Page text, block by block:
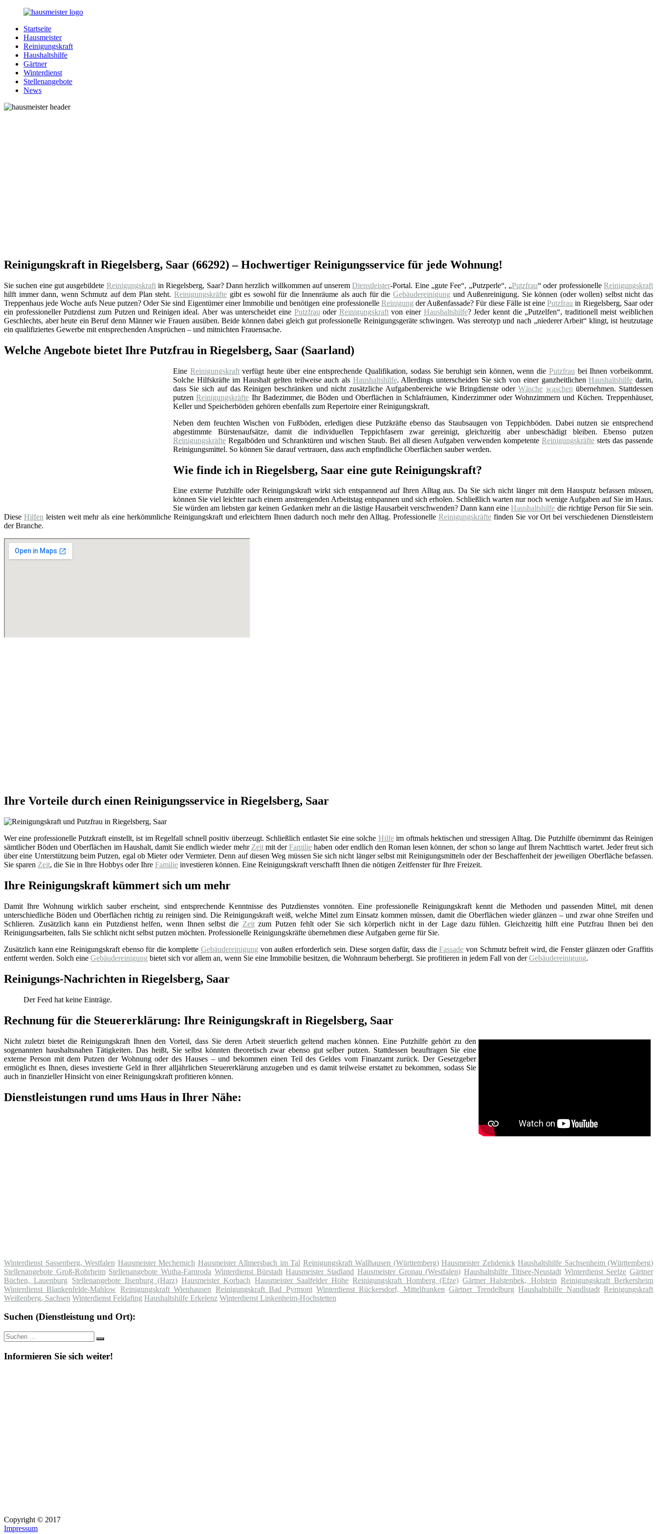
Zurück
Inhalt
Hausmeister.de
Alles
rund
Ihren
Haushalt
Startseite
Hausmeister
Reinigungskraft
Haushaltshilfe
Gärtner
Winterdienst
Stellenangebote
News
Reinigungskraft in Riegelsberg, Saar (66292) – Hochwertiger Reinigungsservice für jede Wohnung!
Sie suchen eine gut ausgebildete Reinigungskraftin Riegelsberg, Saar? Dann herzlich willkommen auf unseremDienstleister-Portal. Eine „gute Fee“, „Putzperle“, „Putzfrau“ oder professionelleReinigungskraft
hilft immer dann, wenn Schmutz auf dem Plan steht. Reinigungskräftegibt es sowohl für die Innenräume als auch für dieGebäudereinigung und Außenreinigung. Sie können (oder wollen) selbst nicht das
Treppenhaus jede Woche aufs Neue putzen? Oder Sie sind Eigentümer einer Immobilie und benötigen eine professionelle Reinigung der Außenfassade? Für diese Fälle ist einePutzfrau in Riegelsberg, Saar oder
ein professioneller Putzdienst zum Putzen und Reinigen ideal. Aber was unterscheidet eine Putzfrau oder Reinigungskraftvon einer Haushaltshilfe? Jeder kennt die „Putzelfen“, traditionell meist weiblichen
Geschlechts, aber heute ein Beruf denn Männer wie Frauen ausüben. Beide können dabei gleich gut professionelle Reinigungsgeräte schwingen. Was stereotyp und nach „niederer Arbeit“ klingt, ist heutzutage
ein qualifiziertes Gewerbe mit entsprechenden Ansprüchen – und mitnichten Frauensache.
Welche Angebote bietet Ihre Putzfrau in Riegelsberg, Saar (Saarland)
Eine Reinigungskraftverfügt heute über eine entsprechende Qualifikation, sodass Sie beruhigt sein können, wenn die Putzfrau bei Ihnen vorbeikommt.
Solche Hilfskräfte im Haushalt gelten teilweise auch als Haushaltshilfe. Allerdings unterscheiden Sie sich von einer ganzheitlichenHaushaltshilfe darin,
dass Sie sich auf das Reinigen beschränken und nicht zusätzliche Aufgabenbereiche wie Bringdienste oderWäsche waschen übernehmen. Stattdessen
putzenReinigungskräfte Ihr Badezimmer, die Böden und Oberflächen in Schlafräumen, Kinderzimmer oder Wohnzimmern und Küchen. Treppenhäuser,
Keller und Speicherböden gehören ebenfalls zum Repertoire einer Reinigungskraft.
Neben dem feuchten Wischen von Fußböden, erledigen diese Putzkräfte ebenso das Staubsaugen von Teppichböden. Dabei nutzen sie entsprechend
abgestimmte Bürstenaufsätze, damit die individuellen Teppichfasern zwar gereinigt, gleichzeitig aber unbeschädigt bleiben. Ebenso putzen
Reinigungskräfte Regalböden und Schranktüren und wischen Staub. Bei all diesen Aufgaben verwenden kompetenteReinigungskräfte stets das passende
Reinigungsmittel. So können Sie darauf vertrauen, dass auch empfindliche Oberflächen sauber werden.
Wie finde ich in Riegelsberg, Saar eine gute Reinigungskraft?
Eine externe Putzhilfe oder Reinigungskraft wirkt sich entspannend auf Ihren Alltag aus. Da Sie sich nicht länger mit dem Hausputz befassen müssen,
können Sie viel leichter nach einem anstrengenden Arbeitstag entspannen und sich erholen. Schließlich warten nur noch wenige Aufgaben auf Sie im Haus.
Sie würden am liebsten gar keinen Gedanken mehr an die lästige Hausarbeit verschwenden? Dann kann eineHaushaltshilfe die richtige Person für Sie sein.
Diese Hilfenleisten weit mehr als eine herkömmliche Reinigungskraft und erleichtern Ihnen dadurch noch mehr den Alltag. ProfessionelleReinigungskräfte finden Sie vor Ort bei verschiedenen Dienstleistern
der Branche.
Ihre Vorteile durch einen Reinigungsservice in Riegelsberg, Saar
Wer eine professionelle Putzkraft einstellt, ist im Regelfall schnell positiv überzeugt. Schließlich entlastet Sie eine solche Hilfeim oftmals hektischen und stressigen Alltag. Die Putzhilfe übernimmt das Reinigen
sämtlicher Böden und Oberflächen im Haushalt, damit Sie endlich wieder mehr Zeitmit derFamilie haben oder endlich den Roman lesen können, der schon so lange auf Ihrem Nachttisch wartet. Jeder freut sich
über eine Unterstützung beim Putzen, egal ob Mieter oder Vermieter. Denn auf diesen Weg müssen Sie sich nicht länger selbst mit Reinigungsmitteln oder der Beschaffenheit der jeweiligen Oberfläche befassen.
Sie sparen Zeit, die Sie in Ihre Hobbys oder Ihre Familie investieren können. Eine Reinigungskraft verschafft Ihnen die nötigen Zeitfenster für Ihre Freizeit.
Ihre Reinigungskraft kümmert sich um mehr
Damit Ihre Wohnung wirklich sauber erscheint, sind entsprechende Kenntnisse des Putzdienstes vonnöten. Eine professionelle Reinigungskraft kennt die Methoden und passenden Mittel, mit denen
unterschiedliche Böden und Oberflächen richtig zu reinigen sind. Die Reinigungskraft weiß, welche Mittel zum Einsatz kommen müssen, damit die Oberflächen wieder glänzen – und zwar ohne Streifen und
Schlieren. Zusätzlich kann ein Putzdienst helfen, wenn Ihnen selbst die Zeitzum Putzen fehlt oder Sie sich körperlich nicht in der Lage dazu fühlen. Gleichzeitig hilft eine Putzfrau Ihnen bei den
Reinigungsarbeiten, falls Sie schlicht nicht selbst putzen möchten. Professionelle Reinigungskräfte übernehmen diese Aufgaben gerne für Sie.
Zusätzlich kann eine Reinigungskraft ebenso für die kompletteGebäudereinigung von außen erforderlich sein. Diese sorgen dafür, dass dieFassade von Schmutz befreit wird, die Fenster glänzen oder Graffitis
entfernt werden. Solch eine Gebäudereinigung bietet sich vor allem an, wenn Sie eine Immobilie besitzen, die Wohnraum beherbergt. Sie profitieren in jedem Fall von derGebäudereinigung.
Reinigungs-Nachrichten in Riegelsberg, Saar
Der Feed hat keine Einträge.
Rechnung für die Steuererklärung: Ihre Reinigungskraft in Riegelsberg, Saar
Nicht zuletzt bietet die Reinigungskraft Ihnen den Vorteil, dass Sie deren Arbeit steuerlich geltend machen können. Eine Putzhilfe gehört zu den
sogenannten haushaltsnahen Tätigkeiten. Das heißt, Sie selbst könnten theoretisch zwar ebenso gut selber putzen. Stattdessen beauftragen Sie eine
externe Person mit dem Putzen der Wohnung oder des Hauses – und bekommen einen Teil des Geldes vom Finanzamt zurück. Der Gesetzgeber
ermöglicht es Ihnen, dieses investierte Geld in Ihrer alljährlichen Steuererklärung anzugeben und es damit teilweise erstattet zu bekommen, sodass Sie
auch in finanzieller Hinsicht von einer Reinigungskraft profitieren können.
Dienstleistungen rund ums Haus in Ihrer Nähe:
Winterdienst Sassenberg, Westfalen Hausmeister Mechernich Hausmeister Allmersbach im Tal Reinigungskraft Wallhausen (Württemberg) Hausmeister Zehdenick Haushaltshilfe Sachsenheim (Württemberg)
Stellenangebote Groß-Rohrheim Stellenangebote Wutha-Farnroda Winterdienst Bürstadt Hausmeister Stadland Hausmeister Gronau (Westfalen) Haushaltshilfe Titisee-Neustadt Winterdienst Seelze Gärtner
Büchen, Lauenburg
Stellenangebote Ilsenburg (Harz) Hausmeister Korbach Hausmeister Saalfelder Höhe Reinigungskraft Homberg (Efze) Gärtner Halstenbek, Holstein Reinigungskraft Berkersheim
Winterdienst Blankenfelde-Mahlow Reinigungskraft Wienhausen Reinigungskraft Bad Pyrmont Winterdienst Rückersdorf, Mittelfranken Gärtner Trendelburg Haushaltshilfe Nandlstadt Reinigungskraft
Weißenberg, Sachsen Winterdienst Feldafing Haushaltshilfe Erkelenz Winterdienst Linkenheim-Hochstetten
Suchen (Dienstleistung und Ort):
Suche
nach:
Suchen
Informieren Sie sich weiter!
Copyright © 2017
Impressum